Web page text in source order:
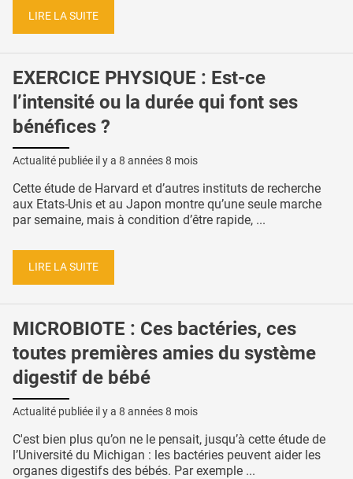
LIRE LA SUITE
EXERCICE PHYSIQUE : Est-ce
l’intensité ou la durée qui font ses
bénéfices ?
Actualité publiée il y a 8 années 8 mois
Cette étude de Harvard et d’autres instituts de recherche
aux Etats-Unis et au Japon montre qu’une seule marche
par semaine, mais à condition d’être rapide, ...
LIRE LA SUITE
MICROBIOTE : Ces bactéries, ces
toutes premières amies du système
digestif de bébé
Actualité publiée il y a 8 années 8 mois
C'est bien plus qu’on ne le pensait, jusqu’à cette étude de
l’Université du Michigan : les bactéries peuvent aider les
organes digestifs des bébés. Par exemple ...